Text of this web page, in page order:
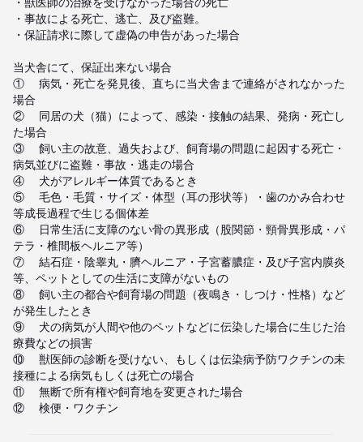
・事故による死亡、逃亡、及び盗難。
・保証請求に際して虚偽の申告があった場合
当犬舎にて、保証出来ない場合
①	病気・死亡を発見後、直ちに当犬舎まで連絡がされなかった
場合
②	同居の犬（猫）によって、感染・接触の結果、発病・死亡し
た場合
③	飼い主の故意、過失および、飼育場の問題に起因する死亡・
病気並びに盗難・事故・逃走の場合
④	犬がアレルギー体質であるとき
⑤	毛色・毛質・サイズ・体型（耳の形状等）・歯のかみ合わせ
等成長過程で生じる個体差
⑥	日常生活に支障のない骨の異形成（股関節・頸骨異形成・パ
テラ・椎間板ヘルニア等）
⑦	結石症・陰睾丸・臍ヘルニア・子宮蓄膿症・及び子宮内膜炎
等、ペットとしての生活に支障がないもの
⑧	飼い主の都合や飼育場の問題（夜鳴き・しつけ・性格）など
が発生したとき
⑨	犬の病気が人間や他のペットなどに伝染した場合に生じた治
療費などの損害
⑩	獣医師の診断を受けない、もしくは伝染病予防ワクチンの未
接種による病気もしくは死亡の場合
⑪	無断で所有権や飼育地を変更された場合
⑫	検便・ワクチン